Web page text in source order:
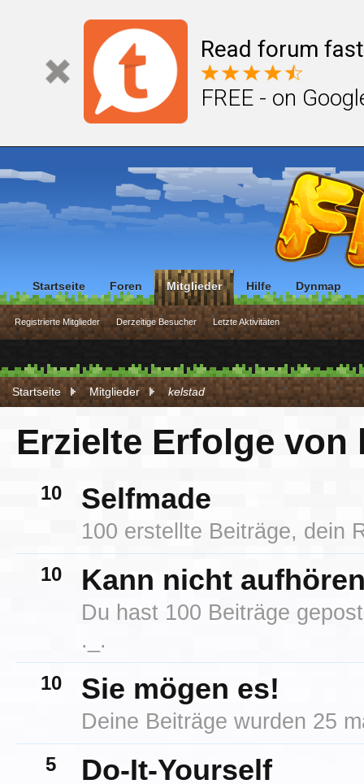
Read forum
FREE - on
Startseite Mitglieder kelstad
Erzielte Erfolge von
10 Selfmade
100 erstellte Beiträge, dein
10 Kann nicht
Du hast 100 Beiträge
._.
10 Sie mögen es!
Deine Beiträge wurden 25
5 Do-It-Yourself
Startseite Foren Mitglieder
Registrierte Mitglieder Derzeitige Besucher Letzte Aktivitäten
Hilfe Dynmap